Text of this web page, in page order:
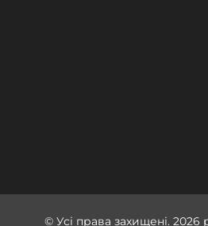
© Усі права захищені. 2026